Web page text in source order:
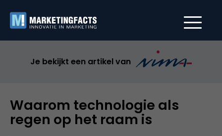
Je bekijkt een artikel van
Waarom technologie als
regen op het raam is